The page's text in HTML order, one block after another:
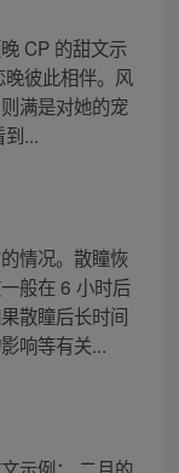
CP 的甜文示
彼此相伴。风
满是对她的宠
...
情况。散瞳恢
般在 6 小时后
散瞳后长时间
响等有关...